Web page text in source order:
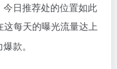
日推荐处的位置如此
这每天的曝光流量达上
款。